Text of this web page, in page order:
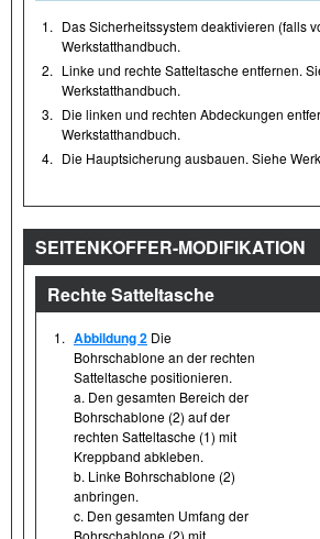
1. Das Sicherheitssystem deaktivieren (falls
Werkstatthandbuch.
2. Linke und rechte Satteltasche entfernen.
Werkstatthandbuch.
3. Die linken und rechten Abdeckungen
Werkstatthandbuch.
4. Die Hauptsicherung ausbauen. Siehe
SEITENKOFFER-MODIFIKATION
Rechte Satteltasche
1. Abbildung 2 Die
Bohrschablone an der rechten
Satteltasche positionieren.
a. Den gesamten Bereich der
Bohrschablone (2) auf der
rechten Satteltasche (1) mit
Kreppband abkleben.
b. Linke Bohrschablone (2)
anbringen.
c. Den gesamten Umfang der
Bohrschablone (2) mit